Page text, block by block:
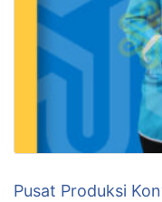
Pusat Produksi